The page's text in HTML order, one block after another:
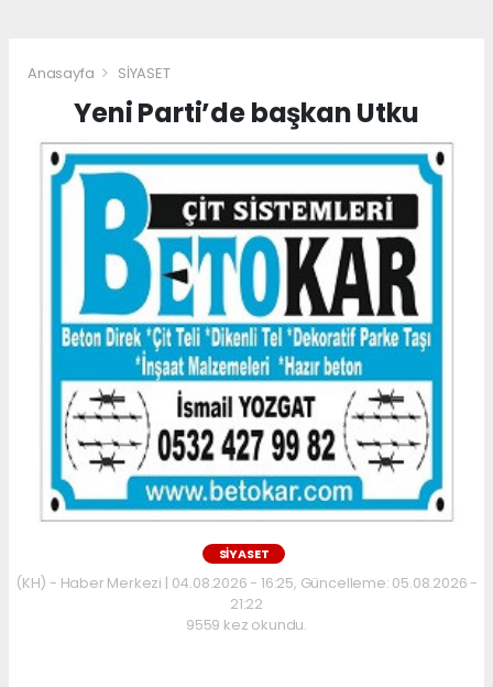
Anasayfa SİYASET
Yeni Parti’de başkan Utku
SİYASET
(KH) - Haber Merkezi | 04.08.2026 - 16:25, Güncelleme: 05.08.2026 -
21:22
9559 kez okundu.